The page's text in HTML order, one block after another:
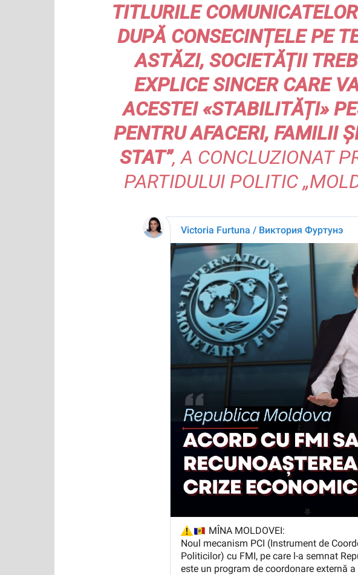
TITLURILE
DUPĂ CONSECINȚELE PE
ASTĂZI, SOCIETĂȚII
EXPLICE SINCER CARE
ACESTEI «STABILITĂȚI»
PENTRU AFACERI, FAMILII
STAT”, A CONCLUZIONAT
PARTIDULUI POLITIC